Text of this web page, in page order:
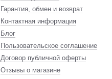
Гарантия, обмен и возврат
Контактная информация
Блог
Пользовательское соглашение
Договор публичной оферты
Отзывы о магазине